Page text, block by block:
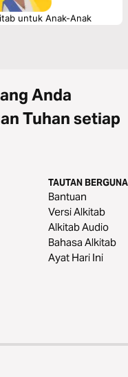
untuk Anak-Anak
Anda
Tuhan setiap
TAUTAN BERGUNA
Bantuan
Versi Alkitab
Alkitab Audio
Bahasa Alkitab
Ayat Hari Ini